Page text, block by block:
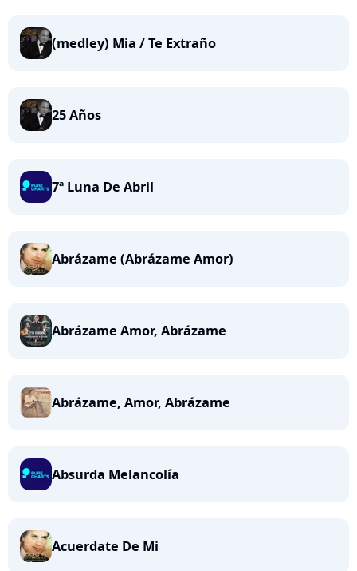
(medley) Mia / Te Extraño
25 Años
7ª Luna De Abril
Abrázame (Abrázame Amor)
Abrázame Amor, Abrázame
Abrázame, Amor, Abrázame
Absurda Melancolía
Acuerdate De Mi